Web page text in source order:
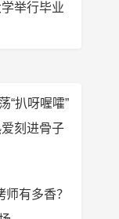
举行毕业
“扒呀喔嚯”
刻进骨子
师有多香？